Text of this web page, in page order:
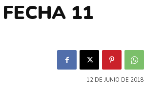
11
12 DE JUNIO DE 2018